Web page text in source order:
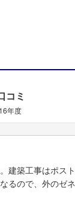
コミ
年度
建築工事はポス
るので、外のゼ